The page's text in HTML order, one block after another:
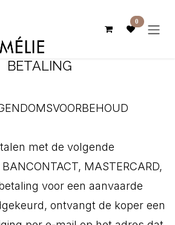
0
BETALING
met de volgende
MASTERCARD,
voor een aanvaarde
ontvangt de koper een